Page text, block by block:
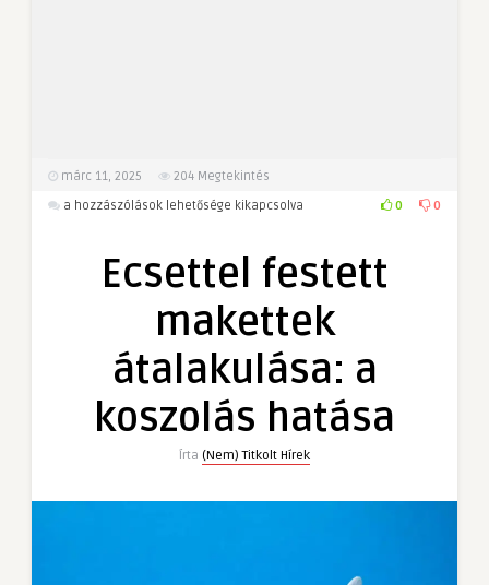
márc 11, 2025 204 Megtekintés
Ecsettel
átalakulása:
bejegyzéshez
a hozzászólások lehetősége kikapcsolva 0 0
Ecsettel festett
makettek
átalakulása: a
koszolás hatása
Írta (Nem) Titkolt Hírek